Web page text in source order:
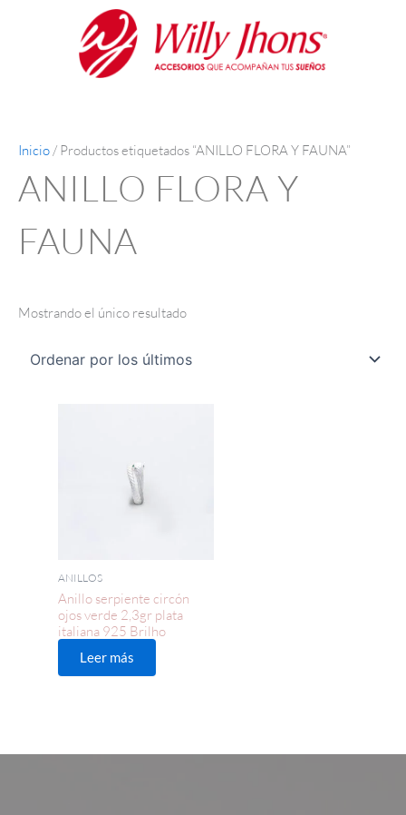
Inicio/ Productos etiquetados “ANILLO FLORA Y FAUNA”
ANILLO FLORA Y
FAUNA
Mostrando el único resultado
ANILLOS
Anillo serpiente circón
ojos verde 2,3gr plata
italiana 925 Brilho
Leer más